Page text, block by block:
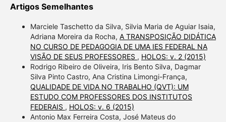
Artigos Semelhantes
Marciele Taschetto da Silva, Silvia Maria de Aguiar Isaia,
Adriana Moreira da Rocha, A TRANSPOSIÇÃO DIDÁTICA
NO CURSO DE PEDAGOGIA DE UMA IES FEDERAL NA
VISÃO DE SEUS PROFESSORES , HOLOS: v. 2 (2015)
Rodrigo Ribeiro de Oliveira, Iris Bento Silva, Dagmar
Silva Pinto Castro, Ana Cristina Limongi-França,
QUALIDADE DE VIDA NO TRABALHO (QVT): UM
ESTUDO COM PROFESSORES DOS INSTITUTOS
FEDERAIS , HOLOS: v. 6 (2015)
Antonio Max Ferreira Costa, José Mateus do